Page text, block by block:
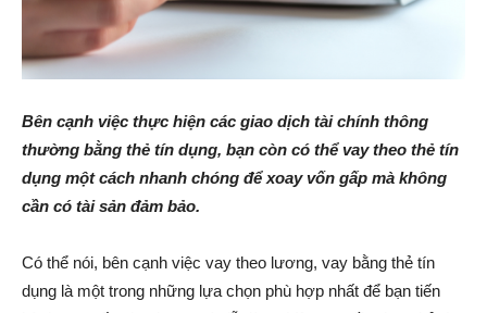
Bên cạnh việc thực hiện các giao dịch tài chính thông
thường bằng thẻ tín dụng, bạn còn có thể vay theo thẻ tín
dụng một cách nhanh chóng để xoay vốn gấp mà không
cần có tài sản đảm bảo.
Có thể nói, bên cạnh việc vay theo lương, vay bằng thẻ tín
dụng là một trong những lựa chọn phù hợp nhất để bạn tiến